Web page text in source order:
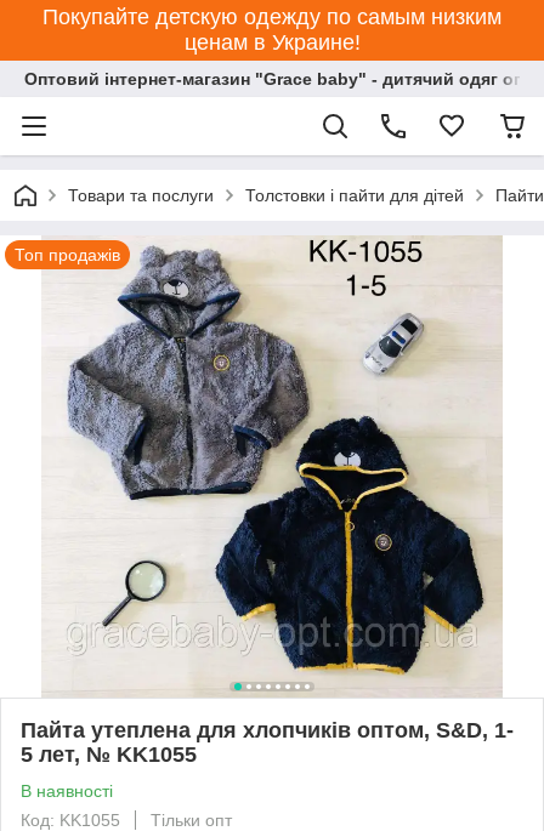
Покупайте детскую одежду по самым низким
ценам в Украине!
Оптовий інтернет-магазин "Grace baby" - дитячий одяг
Товари та послуги Толстовки і пайти для дітей Пайти
Топ продажів
Пайта утеплена для хлопчиків оптом, S&D, 1-
5 лет, № KK1055
В наявності
Код: KK1055
Тільки опт